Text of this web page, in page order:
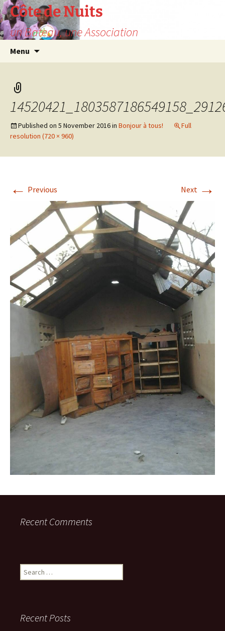
Skip
to
content
Côte de Nuits
un Bateau, une Association
Menu
Published on 5 November 2016in Bonjour à tous!
Full
resolution (720 × 960)
← Previous Next →
Recent Comments
Search
for:
Recent Posts